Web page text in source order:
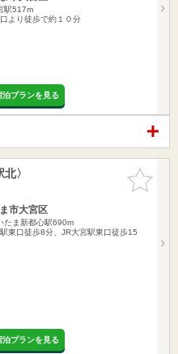
駅517m
より徒歩で約１０分
プランを見る
お気に入
りに追加
〉
市大宮区
たま新都心駅690m
東口徒歩8分、JR大宮駅東口徒歩15
プランを見る